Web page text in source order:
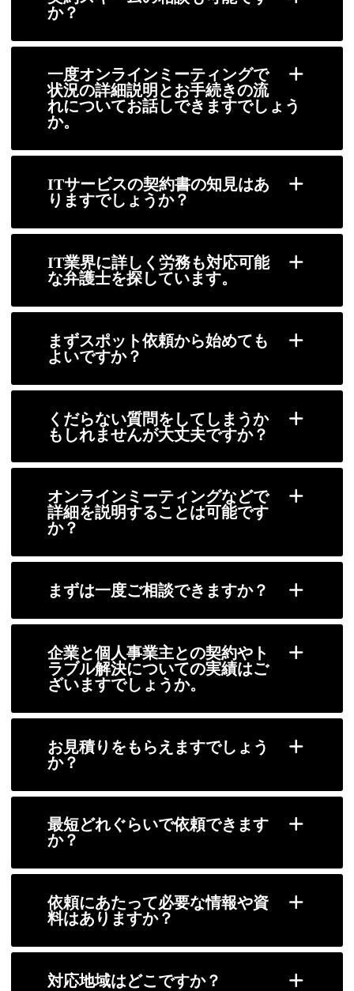
か？
一度オンラインミーティングで
状況の詳細説明とお手続きの流
れについてお話しできますでしょう
か。
ITサービスの契約書の知見はあ
りますでしょうか？
IT業界に詳しく労務も対応可能
な弁護士を探しています。
まずスポット依頼から始めても
よいですか？
くだらない質問をしてしまうか
もしれませんが大丈夫ですか？
オンラインミーティングなどで
詳細を説明することは可能です
か？
まずは一度ご相談できますか？
企業と個人事業主との契約やト
ラブル解決についての実績はご
ざいますでしょうか。
お見積りをもらえますでしょう
か？
最短どれぐらいで依頼できます
か？
依頼にあたって必要な情報や資
料はありますか？
対応地域はどこですか？